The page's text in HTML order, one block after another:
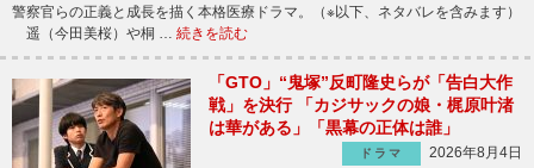
警察官らの正義と成長を描く本格医療ドラマ。（※以下、ネタバレを含みます）
遥（今田美桜）や桐 … 続きを読む
「GTO」“鬼塚”反町隆史らが「告白大作
戦」を決行 「カジサックの娘・梶原叶渚
は華がある」「黒幕の正体は誰」
ドラマ
2026年8月4日